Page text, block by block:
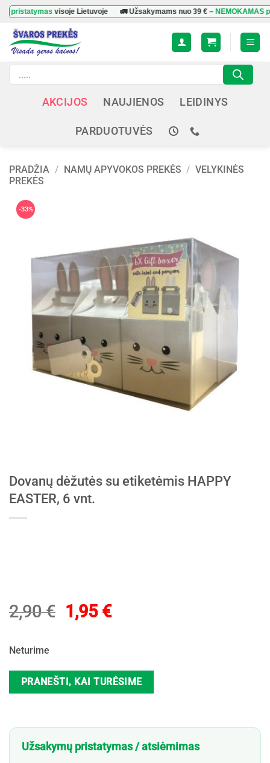
Skip
content
visoje Lietuvoje 🚛 Užsakymams nuo39 €–NEMOKAMAS
Products
search
AKCIJOS NAUJIENOS LEIDINYS
PARDUOTUVĖS
PRADŽIA / NAMŲ APYVOKOS PREKĖS / VELYKINĖS
PREKĖS
-33%
Dovanų dėžutės su etiketėmis HAPPY
EASTER, 6 vnt.
2,90€ Original
1,95 €Current
Neturime
PRANEŠTI, KAI TURĖSIME
Užsakymų pristatymas / atsiėmimas